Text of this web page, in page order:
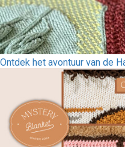
Ontdek het avontuur van de